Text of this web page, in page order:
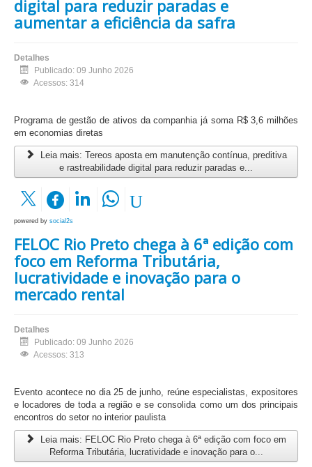
digital para reduzir paradas e
aumentar a eficiência da safra
Detalhes
Publicado: 09 Junho 2026
Acessos: 314
Programa de gestão de ativos da companhia já soma R$ 3,6 milhões
em economias diretas
Leia mais: Tereos aposta em manutenção contínua, preditiva
e rastreabilidade digital para reduzir paradas e...
powered by social2s
FELOC Rio Preto chega à 6ª edição com
foco em Reforma Tributária,
lucratividade e inovação para o
mercado rental
Detalhes
Publicado: 09 Junho 2026
Acessos: 313
Evento acontece no dia 25 de junho, reúne especialistas, expositores
e locadores de toda a região e se consolida como um dos principais
encontros do setor no interior paulista
Leia mais: FELOC Rio Preto chega à 6ª edição com foco em
Reforma Tributária, lucratividade e inovação para o...